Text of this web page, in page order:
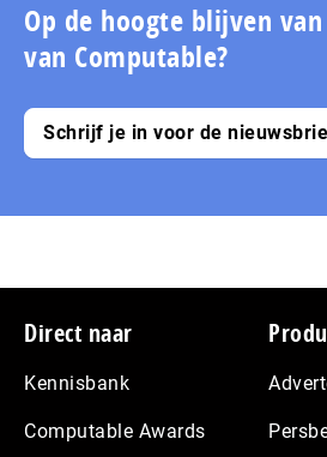
Op de hoogte blijven
van Computable?
Schrijf je in voor de
Footer
Direct naar
Kennisbank
Computable Awards